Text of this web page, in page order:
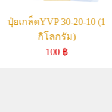
ปุ๋ยเกล็ดYVP 30-20-10 (1
กิโลกรัม)
100 ฿